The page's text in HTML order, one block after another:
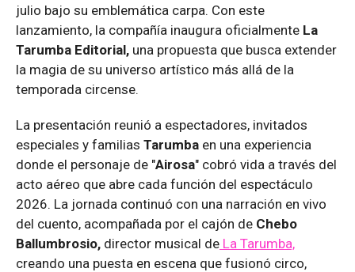
julio bajo su emblemática carpa. Con este
lanzamiento, la compañía inaugura oficialmente La
Tarumba Editorial, una propuesta que busca extender
la magia de su universo artístico más allá de la
temporada circense.
La presentación reunió a espectadores, invitados
especiales y familias Tarumba en una experiencia
donde el personaje de "Airosa" cobró vida a través del
acto aéreo que abre cada función del espectáculo
2026. La jornada continuó con una narración en vivo
del cuento, acompañada por el cajón de Chebo
Ballumbrosio, director musical de La Tarumba,
creando una puesta en escena que fusionó circo,